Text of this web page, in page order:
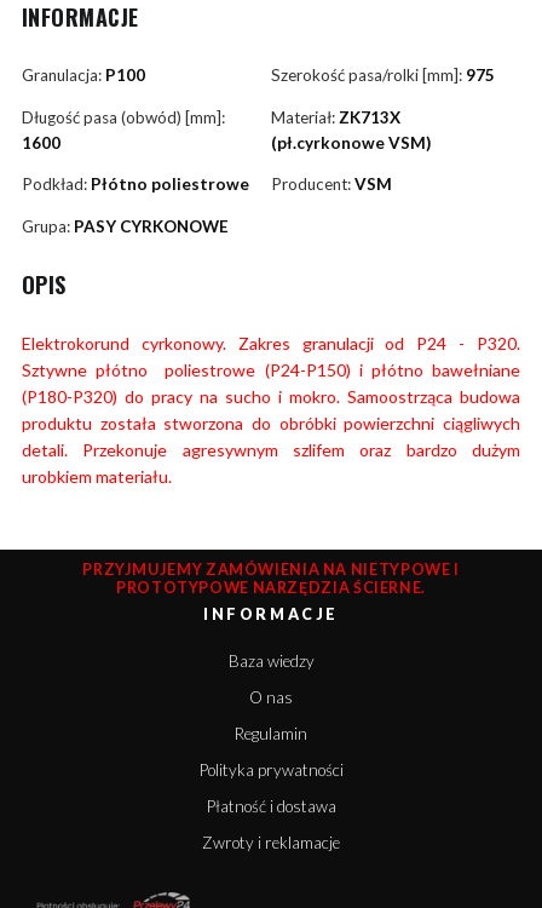
INFORMACJE
Granulacja: P100 Szerokość pasa/rolki [mm]: 975
Długość pasa (obwód) [mm]:
1600
Materiał: ZK713X
(pł.cyrkonowe VSM)
Podkład: Płótno poliestrowe Producent:VSM
Grupa: PASY CYRKONOWE
OPIS
Elektrokorund cyrkonowy. Zakres granulacji od P24 - P320.
Sztywne płótno poliestrowe (P24-P150) i płótno bawełniane
(P180-P320) do pracy na sucho i mokro. Samoostrząca budowa
produktu została stworzona do obróbki powierzchni ciągliwych
detali. Przekonuje agresywnym szlifem oraz bardzo dużym
urobkiem materiału.
PRZYJMUJEMY ZAMÓWIENIA NA NIETYPOWE I
PROTOTYPOWE NARZĘDZIA ŚCIERNE.
INFORMACJE
Baza wiedzy
O nas
Regulamin
Polityka prywatności
Płatność i dostawa
Zwroty i reklamacje